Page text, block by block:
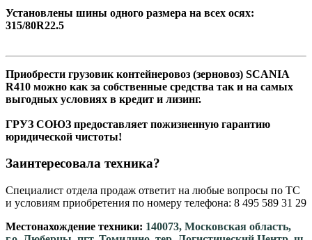
Установлены шины одного размера на всех осях:
315/80R22.5
Приобрести грузовик контейнеровоз (зерновоз) SCANIA
R410 можно как за собственные средства так и на самых
выгодных условиях в кредит и лизинг.
ГРУЗ СОЮЗ предоставляет пожизненную гарантию
юридической чистоты!
Заинтересовала техника?
Специалист отдела продаж ответит на любые вопросы по ТС
и условиям приобретения по номеру телефона: 8 495 589 31 29
Местонахождение техники: 140073, Московская область,